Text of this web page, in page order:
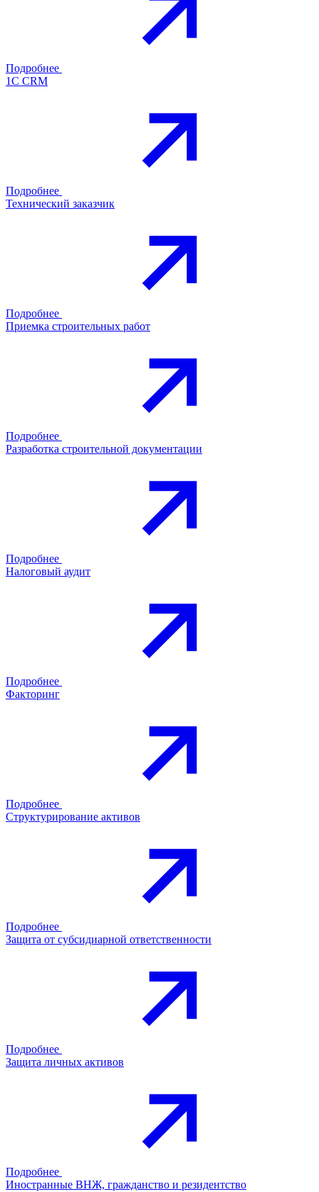
Подробнее
1С CRM
Подробнее
Технический заказчик
Подробнее
Приемка строительных работ
Подробнее
Разработка строительной документации
Подробнее
Налоговый аудит
Подробнее
Факторинг
Подробнее
Структурирование активов
Подробнее
Защита от субсидиарной ответственности
Подробнее
Защита личных активов
Подробнее
Иностранные ВНЖ, гражданство и резидентство